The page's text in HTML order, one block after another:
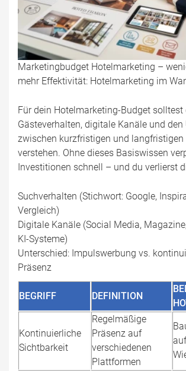
Marketingbudget Hotelmarketing –
mehr Effektivität: Hotelmarketing im
Für dein Hotelmarketing-Budget solltest
Gästeverhalten, digitale Kanäle und den
zwischen kurzfristigen und
verstehen. Ohne dieses Basiswissen
Investitionen schnell – und du verlierst
Suchverhalten (Stichwort: Google,
Vergleich)
Digitale Kanäle (Social Media,
KI-Systeme)
Unterschied: Impulswerbung vs.
Präsenz
BEGRIFF DEFINITION
Kontinuierliche
Sichtbarkeit
Regelmäßige
Präsenz auf
verschiedenen
Plattformen